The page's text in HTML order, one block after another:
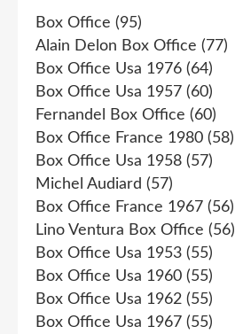
Box Office (95)
Alain Delon Box Office (77)
Box Office Usa 1976 (64)
Box Office Usa 1957 (60)
Fernandel Box Office (60)
Box Office France 1980 (58)
Box Office Usa 1958 (57)
Michel Audiard (57)
Box Office France 1967 (56)
Lino Ventura Box Office (56)
Box Office Usa 1953 (55)
Box Office Usa 1960 (55)
Box Office Usa 1962 (55)
Box Office Usa 1967 (55)